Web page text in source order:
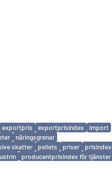
exportpris exportprisindex
import
näringsgrenar
skatter
pellets priser
prisindex
producentprisindex för tjänster